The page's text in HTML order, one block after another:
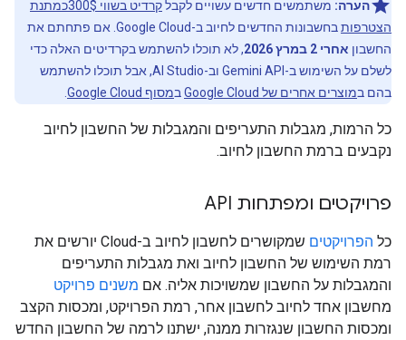
הערה: משתמשים חדשים עשויים לקבל
קרדיט בשווי 300$כמתנת
הצטרפות
בחשבונות החדשים לחיוב ב-Google Cloud. אם פתחתם את
החשבון אחרי 2 במרץ 2026
, לא תוכלו להשתמש בקרדיטים האלה כדי
לשלם על השימוש ב-Gemini API וב-AI Studio, אבל תוכלו להשתמש
בהם במוצרים אחרים של Google Cloud במסוף Google Cloud
כל הרמות, מגבלות התעריפים והמגבלות של החשבון לחיוב
נקבעים ברמת החשבון לחיוב.
פרויקטים ומפתחות API
כל הפרויקטים
שמקושרים לחשבון לחיוב ב-Cloud יורשים את
רמת השימוש של החשבון לחיוב ואת מגבלות התעריפים
והמגבלות על החשבון שמשויכות אליה. אם משנים פרויקט
מחשבון אחד לחיוב לחשבון אחר, רמת הפרויקט, ומכסות הקצב
ומכסות החשבון שנגזרות ממנה, ישתנו לרמה של החשבון החדש